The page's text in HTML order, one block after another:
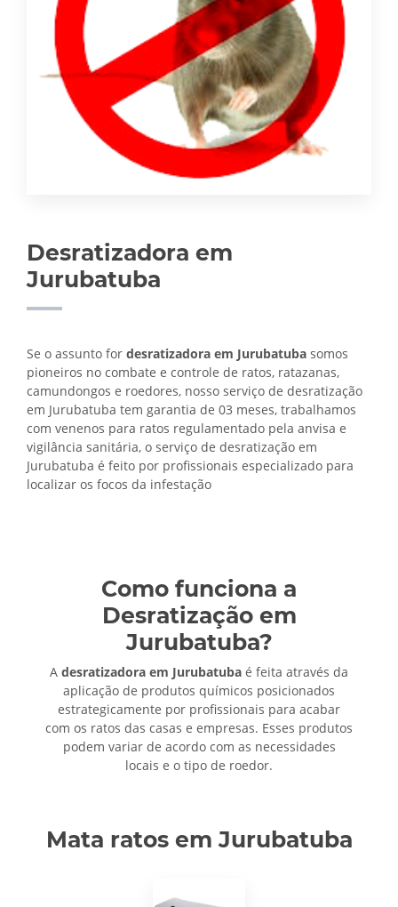
Desratizadora em
Jurubatuba
Se o assunto for desratizadora em Jurubatuba somos
pioneiros no combate e controle de ratos, ratazanas,
camundongos e roedores, nosso serviço de desratização
em Jurubatuba tem garantia de 03 meses, trabalhamos
com venenos para ratos regulamentado pela anvisa e
vigilância sanitária, o serviço de desratização em
Jurubatuba é feito por profissionais especializado para
localizar os focos da infestação
Como funciona a
Desratização em
Jurubatuba?
A desratizadora em Jurubatuba é feita através da
aplicação de produtos químicos posicionados
estrategicamente por profissionais para acabar
com os ratos das casas e empresas. Esses produtos
podem variar de acordo com as necessidades
locais e o tipo de roedor.
Mata ratos em Jurubatuba